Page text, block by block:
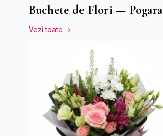
Buchete de Flori — Pogara
Vezi toate →